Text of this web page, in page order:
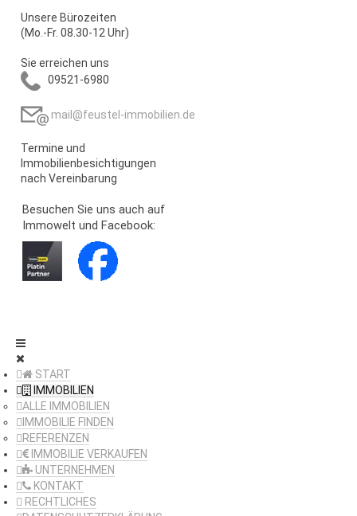
Unsere Bürozeiten
(Mo.-Fr. 08.30-12 Uhr)
Sie erreichen uns
09521-6980
mail@feustel-immobilien.de
Termine und
Immobilienbesichtigungen
nach Vereinbarung
Besuchen Sie uns auch auf
Immowelt und Facebook:
START
IMMOBILIEN
ALLE IMMOBILIEN
IMMOBILIE FINDEN
REFERENZEN
IMMOBILIE VERKAUFEN
UNTERNEHMEN
KONTAKT
RECHTLICHES